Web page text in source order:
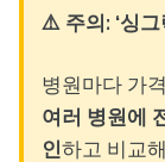
⚠️ 주의: ‘싱그
병원마다 가
여러 병원에
인하고 비교